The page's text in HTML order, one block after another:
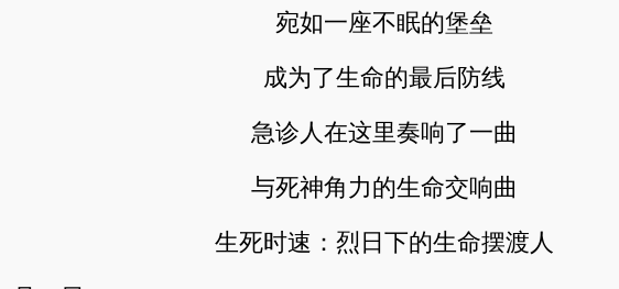
宛如一座不眠的堡垒
成为了生命的最后防线
急诊人在这里奏响了一曲
与死神角力的生命交响曲
生死时速：烈日下的生命摆渡人